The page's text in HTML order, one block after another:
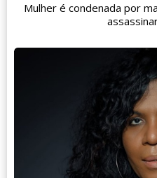
Mulher é condenada por